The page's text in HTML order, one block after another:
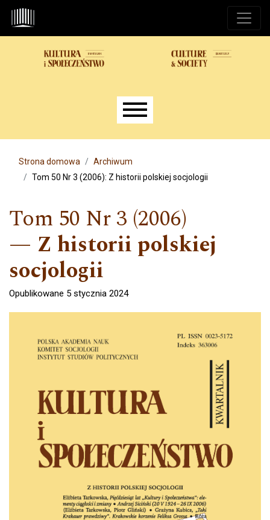
Przejdź do głównego menu
Przejdź do sekcji głównej
Przejdź do stopki
Main menu
Strona domowa
Archiwum
Tom 50 Nr 3 (2006): Z historii polskiej socjologii
Tom 50 Nr 3 (2006)
Z historii polskiej
socjologii
Opublikowane 5 stycznia 2024